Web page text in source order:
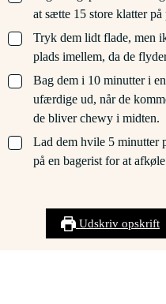
at sætte 15 store klatter på
▢
Tryk dem lidt flade, men
plads imellem, da de
▢
Bag dem i 10 minutter i
ufærdige ud, når de
de bliver chewy i midten.
▢
Lad dem hvile 5 minutter
på en bagerist for at
Udskriv opskrift